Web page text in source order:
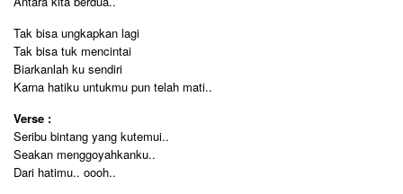
Tak bisa ungkapkan lagi
Tak bisa tuk mencintai
Biarkanlah ku sendiri
Karna hatiku untukmu pun telah mati..
Verse :
Seribu bintang yang kutemui..
Seakan menggoyahkanku..
Dari hatimu.. oooh..